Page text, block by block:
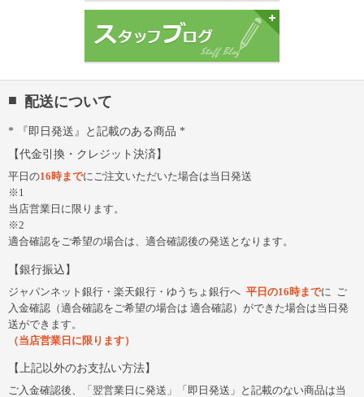
配送について
『即日発送』と記載のある商品
代金引換・クレジット決済
平日の16時までにご注文いただいた場合は当日発送
※1
当店営業日に限ります。
※2
適合確認をご希望の場合は、適合確認後の発送となります。
銀行振込
ジャパンネット銀行・楽天銀行・ゆうちょ銀行へ 平日の16時までに
ご
入金確認（適合確認をご希望の場合は 適合確認）ができた場合は当日発
送ができます。
（当店営業日に限ります）
上記以外のお支払い方法
ご入金確認後、「翌営業日に発送」「即日発送」と記載のない商品は当